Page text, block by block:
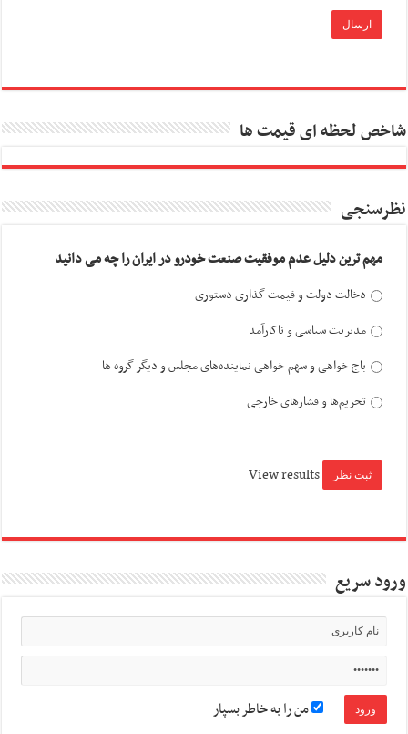
شاخص لحظه ای قیمت ها
نظرسنجی
مهم ترین دلیل عدم موفقیت صنعت خودرو در ایران را چه می دانید
دخالت دولت و قیمت گذاری دستوری
مدیریت سیاسی و ناکارآمد
باج خواهی و سهم خواهی نماینده‌های مجلس و دیگر گروه ها
تحریم‌ها و فشارهای خارجی
View results
ورود سریع
من را به خاطر بسپار